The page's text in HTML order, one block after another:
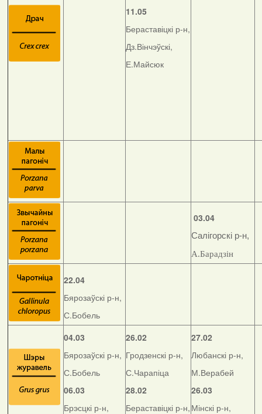
11.05
Бераставіцкі р-н,
Дз.Вінчэўскі,
Е.Майсюк
03.04
Салігорскі р-н,
А.Барадзін
22.04
Бярозаўскі р-н,
С.Бобель
04.03
Бярозаўскі р-н,
С.Бобель
06.03
Брэсцкі р-н,
26.02
Гродзенскі р-н,
С.Чарапіца
28.02
Бераставіцкі р-н,
27.02
Любанскі р-н,
М.Верабей
26.03
Мінскі р-н,